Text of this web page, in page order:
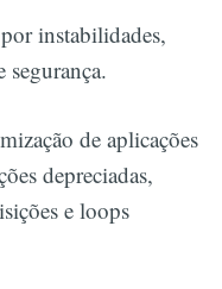
instabilidades,
segurança.
de aplicações
depreciadas,
e loops